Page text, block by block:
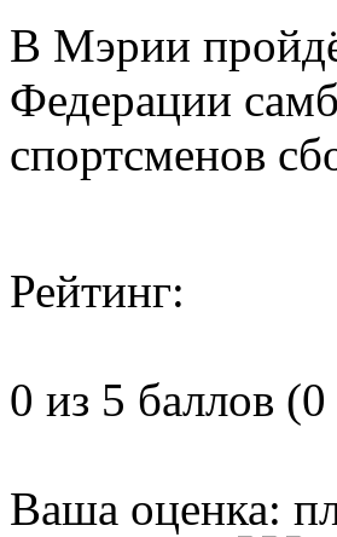
В Мэрии
Федерации
спортсменов
Рейтинг:
0 из 5 баллов (0
Ваша оценка: